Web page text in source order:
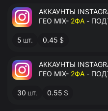
АККАУНТЫ
ГЕО MIX- 2ФА -
5 шт. 0.45 $
АККАУНТЫ
ГЕО MIX- 2ФА -
30 шт. 0.55 $